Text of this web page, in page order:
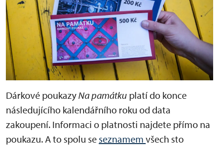
Dárkové poukazyNa památku platí do konce
následujícího kalendářního roku od data
zakoupení. Informaci o platnosti najdete přímo na
poukazu. A to spolu se seznamem všech sto